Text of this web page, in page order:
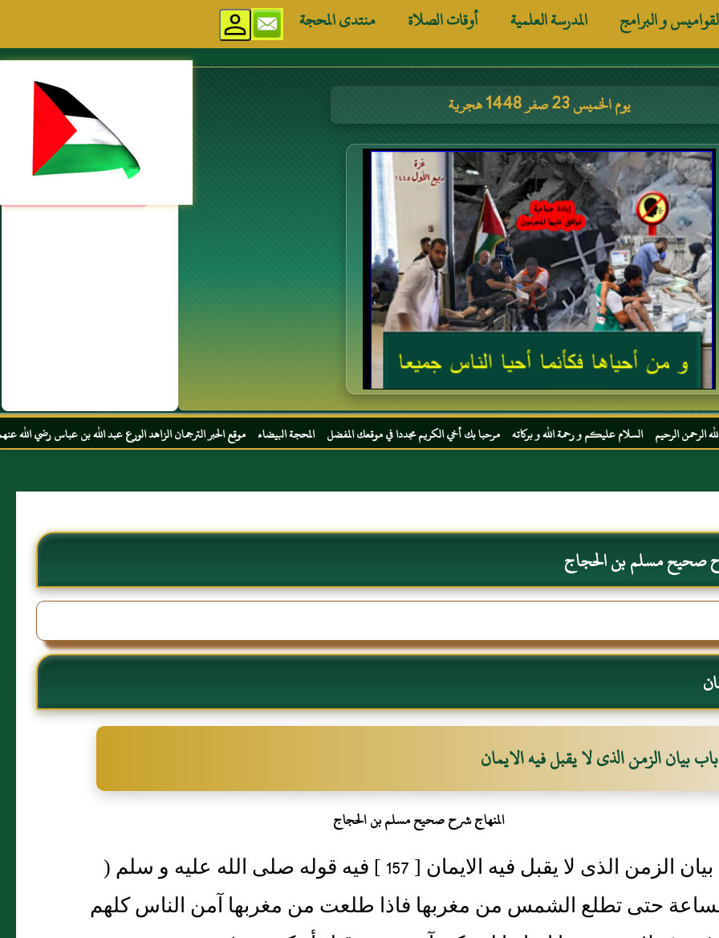
و البرامج المدرسة العلمية أوقات الصلاة منتدى المحجة
يوم الخميس 23 صفر 1448 هجرية مواقع إسلامية
السلام عليكم و رحمة الله و بركاته مرحبا بك أخي الكريم مجددا في موقعك المفضل المحجة البيضاء موقع الحبر الترجمان الزاهد الورع عبد الله بن عباس رضي الله عنهما
صحيح مسلم بن الحجاج
باب بيان الزمن الذى لا يقبل فيه الايمان
المنهاج شرح صحيح مسلم بن الحجاج
( باب بيان الزمن الذى لا يقبل فيه الايمان [ 157 ] فيه قوله صلى الله عليه و سلم (
حتى تطلع الشمس من مغربها فاذا طلعت من مغربها آمن الناس كلهم